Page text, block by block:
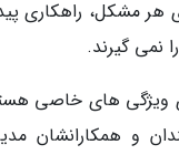
هر مشکل، راهکاری
نمی گیرند.
ویژگی های خاصی
و همکارانشان